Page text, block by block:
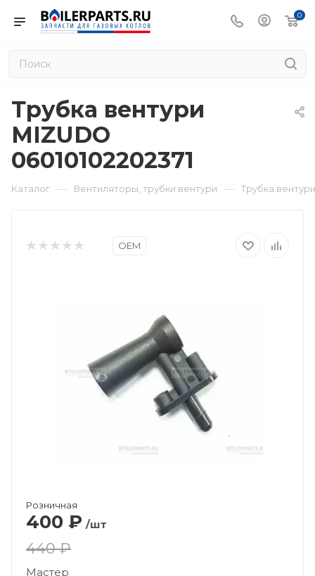
0
Трубка вентури
MIZUDO
06010102202371
Каталог — Вентиляторы, трубки вентури — Трубка
OEM
Розничная
400 ₽ /шт
440 ₽
Мастер